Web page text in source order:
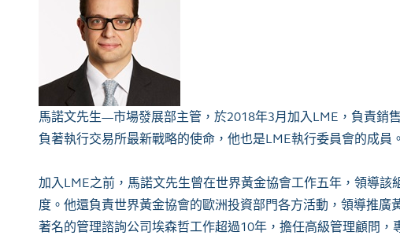
馬諾文先生—市場發展部主管，於2018年3月加入LME，負責銷
負著執行交易所最新戰略的使命，他也是LME執行委員會的成員。
加入LME之前，馬諾文先生曾在世界黃金協會工作五年，領導
度。他還負責世界黃金協會的歐洲投資部門各方活動，領導推
著名的管理諮詢公司埃森哲工作超過10年，擔任高級管理顧問，